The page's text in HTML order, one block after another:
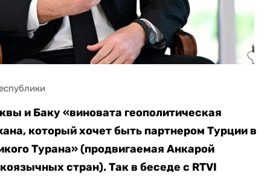
и Баку «виновата геополитическая
который хочет быть партнером Турции в
Турана» (продвигаемая Анкарой
стран). Так в беседе с RTVI